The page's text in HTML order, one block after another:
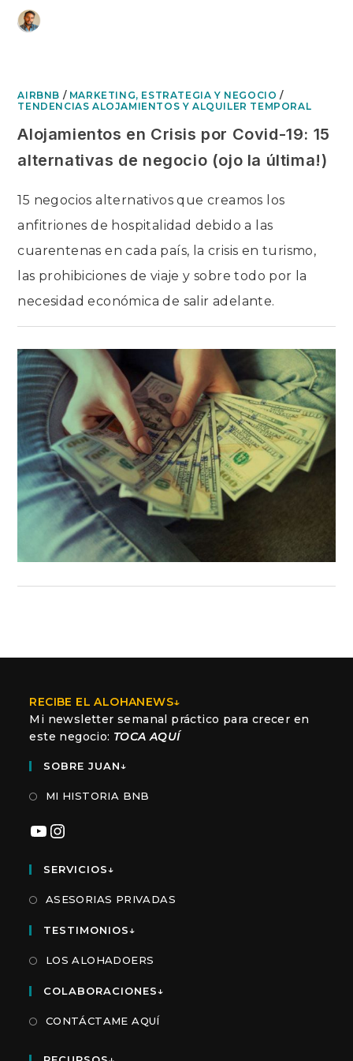
AIRBNB / MARKETING, ESTRATEGIA Y NEGOCIO /
TENDENCIAS ALOJAMIENTOS Y ALQUILER TEMPORAL
Alojamientos en Crisis por Covid-19: 15
alternativas de negocio (ojo la última!)
15 negocios alternativos que creamos los
anfitriones de hospitalidad debido a las
cuarentenas en cada país, la crisis en turismo,
las prohibiciones de viaje y sobre todo por la
necesidad económica de salir adelante.
RECIBE EL ALOHANEWS↓
Mi newsletter semanal práctico para crecer en
este negocio: TOCA AQUÍ
SOBRE JUAN↓
MI HISTORIA BNB
YouTubeInstagram
SERVICIOS↓
ASESORIAS PRIVADAS
TESTIMONIOS↓
LOS ALOHADOERS
COLABORACIONES↓
CONTÁCTAME AQUÍ